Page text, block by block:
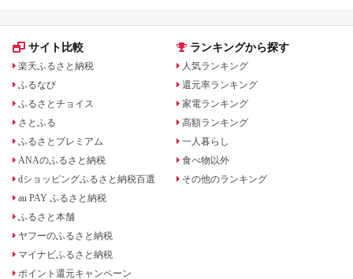
ハイブリッド ウエッ
サイト比較
楽天ふるさと納税
ふるなび
ふるさとチョイス
さとふる
ふるさとプレミアム
ANAのふるさと納税
dショッピングふるさと納税百選
au PAY ふるさと納税
ふるさと本舗
ヤフーのふるさと納税
マイナビふるさと納税
ポイント還元キャンペーン
ランキングから探す
人気ランキング
還元率ランキング
家電ランキング
高額ランキング
一人暮らし
食べ物以外
その他のランキング